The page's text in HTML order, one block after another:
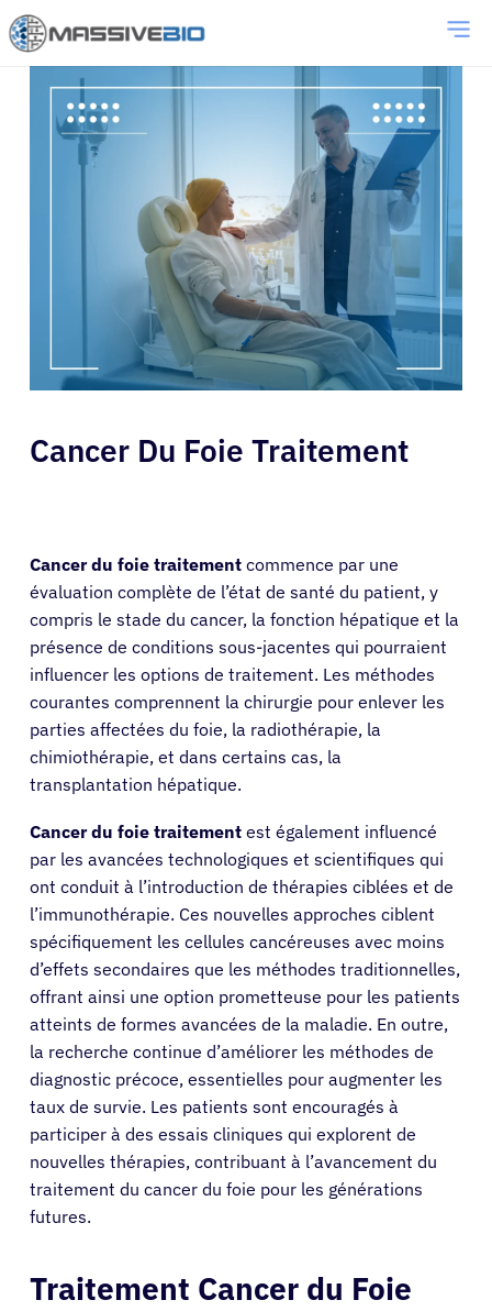
Cancer Du Foie Traitement
Cancer du foie traitement commence par une
évaluation complète de l’état de santé du patient, y
compris le stade du cancer, la fonction hépatique et la
présence de conditions sous-jacentes qui pourraient
influencer les options de traitement. Les méthodes
courantes comprennent la chirurgie pour enlever les
parties affectées du foie, la radiothérapie, la
chimiothérapie, et dans certains cas, la
transplantation hépatique.
Cancer du foie traitement est également influencé
par les avancées technologiques et scientifiques qui
ont conduit à l’introduction de thérapies ciblées et de
l’immunothérapie. Ces nouvelles approches ciblent
spécifiquement les cellules cancéreuses avec moins
d’effets secondaires que les méthodes traditionnelles,
offrant ainsi une option prometteuse pour les patients
atteints de formes avancées de la maladie. En outre,
la recherche continue d’améliorer les méthodes de
diagnostic précoce, essentielles pour augmenter les
taux de survie. Les patients sont encouragés à
participer à des essais cliniques qui explorent de
nouvelles thérapies, contribuant à l’avancement du
traitement du cancer du foie pour les générations
futures.
Traitement Cancer du Foie